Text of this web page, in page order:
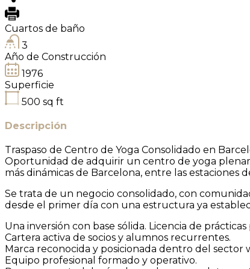
Cuartos de baño
3
Año de Construcción
1976
Superficie
500 sq ft
Descripción
Traspaso de Centro de Yoga Consolidado en
Oportunidad de adquirir un centro de yoga
más dinámicas de Barcelona, entre las estaciones
Se trata de un negocio consolidado, con
desde el primer día con una estructura ya
Una inversión con base sólida. Licencia de
Cartera activa de socios y alumnos recurrentes.
Marca reconocida y posicionada dentro del sector
Equipo profesional formado y operativo.